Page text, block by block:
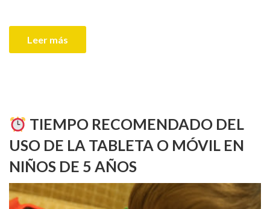
Leer más
TIEMPO RECOMENDADO DEL
USO DE LA TABLETA O MÓVIL EN
NIÑOS DE 5 AÑOS